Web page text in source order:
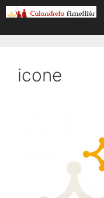
Aller
au
contenu
icone